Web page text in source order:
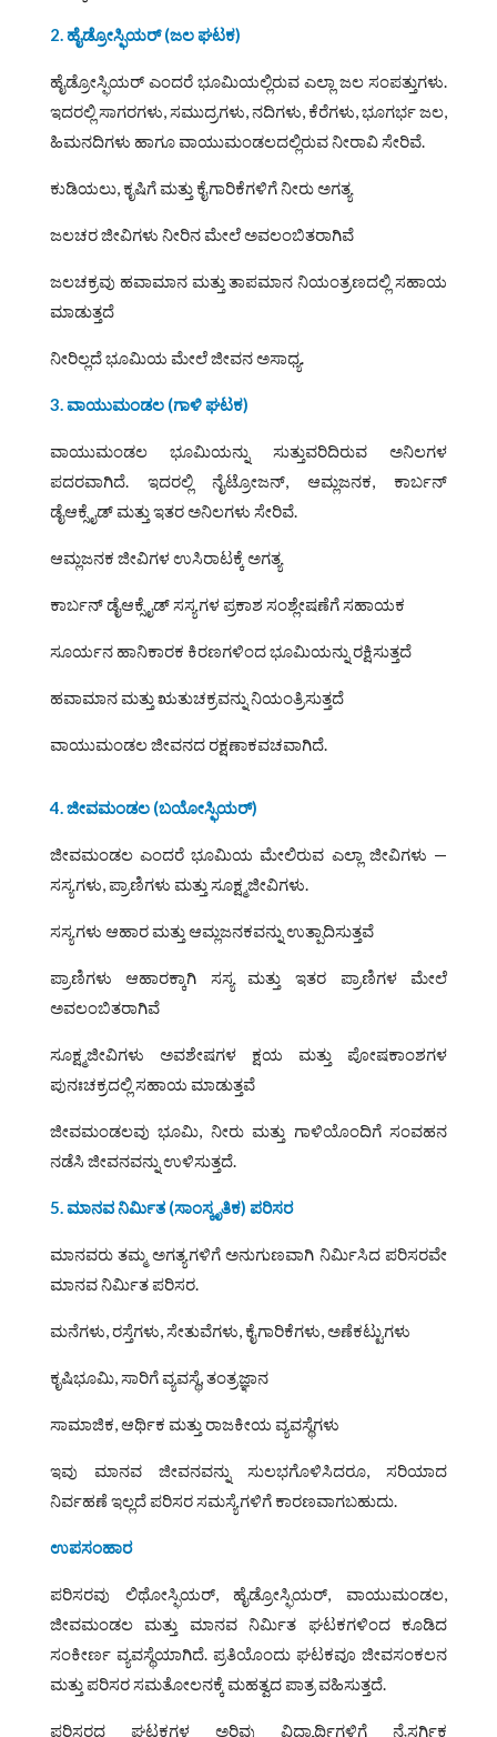
2. ಹೈಡ್ರೋಸ್ಫಿಯರ್ (ಜಲ ಘಟಕ)
ಹೈಡ್ರೋಸ್ಫಿಯರ್ ಎಂದರೆ ಭೂಮಿಯಲ್ಲಿರುವ ಎಲ್ಲಾ ಜಲ ಸಂಪತ್ತುಗಳು.
ಇದರಲ್ಲಿ ಸಾಗರಗಳು, ಸಮುದ್ರಗಳು, ನದಿಗಳು, ಕೆರೆಗಳು, ಭೂಗರ್ಭ ಜಲ,
ಹಿಮನದಿಗಳು ಹಾಗೂ ವಾಯುಮಂಡಲದಲ್ಲಿರುವ ನೀರಾವಿ ಸೇರಿವೆ.
ಕುಡಿಯಲು, ಕೃಷಿಗೆ ಮತ್ತು ಕೈಗಾರಿಕೆಗಳಿಗೆ ನೀರು ಅಗತ್ಯ
ಜಲಚರ ಜೀವಿಗಳು ನೀರಿನ ಮೇಲೆ ಅವಲಂಬಿತರಾಗಿವೆ
ಜಲಚಕ್ರವು ಹವಾಮಾನ ಮತ್ತು ತಾಪಮಾನ ನಿಯಂತ್ರಣದಲ್ಲಿ ಸಹಾಯ
ಮಾಡುತ್ತದೆ
ನೀರಿಲ್ಲದೆ ಭೂಮಿಯ ಮೇಲೆ ಜೀವನ ಅಸಾಧ್ಯ.
3. ವಾಯುಮಂಡಲ (ಗಾಳಿ ಘಟಕ)
ವಾಯುಮಂಡಲ ಭೂಮಿಯನ್ನು ಸುತ್ತುವರಿದಿರುವ ಅನಿಲಗಳ
ಪದರವಾಗಿದೆ. ಇದರಲ್ಲಿ ನೈಟ್ರೋಜನ್, ಆಮ್ಲಜನಕ, ಕಾರ್ಬನ್
ಡೈಆಕ್ಸೈಡ್ ಮತ್ತು ಇತರ ಅನಿಲಗಳು ಸೇರಿವೆ.
ಆಮ್ಲಜನಕ ಜೀವಿಗಳ ಉಸಿರಾಟಕ್ಕೆ ಅಗತ್ಯ
ಕಾರ್ಬನ್ ಡೈಆಕ್ಸೈಡ್ ಸಸ್ಯಗಳ ಪ್ರಕಾಶ ಸಂಶ್ಲೇಷಣೆಗೆ ಸಹಾಯಕ
ಸೂರ್ಯನ ಹಾನಿಕಾರಕ ಕಿರಣಗಳಿಂದ ಭೂಮಿಯನ್ನು ರಕ್ಷಿಸುತ್ತದೆ
ಹವಾಮಾನ ಮತ್ತು ಋತುಚಕ್ರವನ್ನು ನಿಯಂತ್ರಿಸುತ್ತದೆ
ವಾಯುಮಂಡಲ ಜೀವನದ ರಕ್ಷಣಾಕವಚವಾಗಿದೆ.
4. ಜೀವಮಂಡಲ (ಬಯೋಸ್ಫಿಯರ್)
ಜೀವಮಂಡಲ ಎಂದರೆ ಭೂಮಿಯ ಮೇಲಿರುವ ಎಲ್ಲಾ ಜೀವಿಗಳು —
ಸಸ್ಯಗಳು, ಪ್ರಾಣಿಗಳು ಮತ್ತು ಸೂಕ್ಷ್ಮಜೀವಿಗಳು.
ಸಸ್ಯಗಳು ಆಹಾರ ಮತ್ತು ಆಮ್ಲಜನಕವನ್ನು ಉತ್ಪಾದಿಸುತ್ತವೆ
ಪ್ರಾಣಿಗಳು ಆಹಾರಕ್ಕಾಗಿ ಸಸ್ಯ ಮತ್ತು ಇತರ ಪ್ರಾಣಿಗಳ ಮೇಲೆ
ಅವಲಂಬಿತರಾಗಿವೆ
ಸೂಕ್ಷ್ಮಜೀವಿಗಳು ಅವಶೇಷಗಳ ಕ್ಷಯ ಮತ್ತು ಪೋಷಕಾಂಶಗಳ
ಪುನಃಚಕ್ರದಲ್ಲಿ ಸಹಾಯ ಮಾಡುತ್ತವೆ
ಜೀವಮಂಡಲವು ಭೂಮಿ, ನೀರು ಮತ್ತು ಗಾಳಿಯೊಂದಿಗೆ ಸಂವಹನ
ನಡೆಸಿ ಜೀವನವನ್ನು ಉಳಿಸುತ್ತದೆ.
5. ಮಾನವ ನಿರ್ಮಿತ (ಸಾಂಸ್ಕೃತಿಕ) ಪರಿಸರ
ಮಾನವರು ತಮ್ಮ ಅಗತ್ಯಗಳಿಗೆ ಅನುಗುಣವಾಗಿ ನಿರ್ಮಿಸಿದ ಪರಿಸರವೇ
ಮಾನವ ನಿರ್ಮಿತ ಪರಿಸರ.
ಮನೆಗಳು, ರಸ್ತೆಗಳು, ಸೇತುವೆಗಳು, ಕೈಗಾರಿಕೆಗಳು, ಅಣೆಕಟ್ಟುಗಳು
ಕೃಷಿಭೂಮಿ, ಸಾರಿಗೆ ವ್ಯವಸ್ಥೆ, ತಂತ್ರಜ್ಞಾನ
ಸಾಮಾಜಿಕ, ಆರ್ಥಿಕ ಮತ್ತು ರಾಜಕೀಯ ವ್ಯವಸ್ಥೆಗಳು
ಇವು ಮಾನವ ಜೀವನವನ್ನು ಸುಲಭಗೊಳಿಸಿದರೂ, ಸರಿಯಾದ
ನಿರ್ವಹಣೆ ಇಲ್ಲದೆ ಪರಿಸರ ಸಮಸ್ಯೆಗಳಿಗೆ ಕಾರಣವಾಗಬಹುದು.
ಉಪಸಂಹಾರ
ಪರಿಸರವು ಲಿಥೋಸ್ಫಿಯರ್, ಹೈಡ್ರೋಸ್ಫಿಯರ್, ವಾಯುಮಂಡಲ,
ಜೀವಮಂಡಲ ಮತ್ತು ಮಾನವ ನಿರ್ಮಿತ ಘಟಕಗಳಿಂದ ಕೂಡಿದ
ಸಂಕೀರ್ಣ ವ್ಯವಸ್ಥೆಯಾಗಿದೆ. ಪ್ರತಿಯೊಂದು ಘಟಕವೂ ಜೀವಸಂಕಲನ
ಮತ್ತು ಪರಿಸರ ಸಮತೋಲನಕ್ಕೆ ಮಹತ್ವದ ಪಾತ್ರ ವಹಿಸುತ್ತದೆ.
ಪರಿಸರದ ಘಟಕಗಳ ಅರಿವು ವಿದ್ಯಾರ್ಥಿಗಳಿಗೆ ನೈಸರ್ಗಿಕ